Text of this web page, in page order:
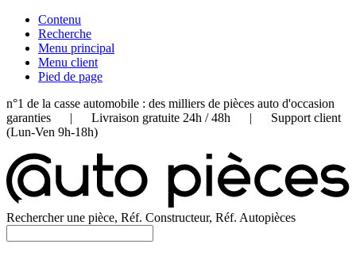
Contenu
Recherche
Menu principal
Menu client
Pied de page
n°1 de la casse automobile : des milliers de pièces auto d'occasion
garanties | Livraison gratuite 24h / 48h | Support client
(Lun-Ven 9h-18h)
Rechercher une pièce, Réf. Constructeur, Réf. Autopièces